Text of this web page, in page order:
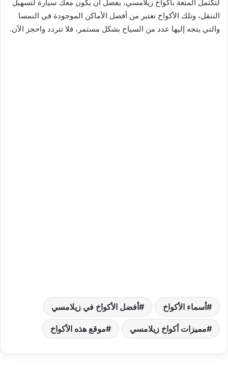
لتكتمل المتعة بأكواخ زيلامسي، يفضل أن يكون معك سيارة لتسهيل
التنقل، وتلك الأكواخ تعتبر من أفضل الأماكن الموجودة في النمسا
والتي يتجه إليها عدد من السياح بشكل مستمر، فلا تتردد واحجز الآن.
أسماء الأكواخ أفضل الأكواخ في زيلامسي
مميزات أكواخ زيلامسي موقع هذه الأكواخ